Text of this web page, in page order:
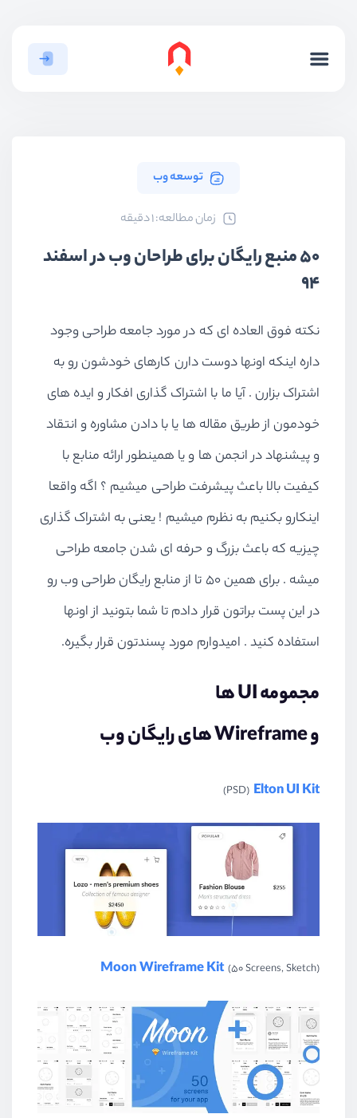
توسعه وب
ﺯﻣﺎﻥ ﻣﻄﺎﻟﻌﻪ: 1 دقیقه
50 منبع رایگان برای طراحان وب در اسفند
94
نکته فوق العاده ای که در مورد جامعه طراحی وجود
داره اینکه اونها دوست دارن کارهای خودشون رو به
اشتراک بزارن . آیا ما با اشتراک گذاری افکار و ایده های
خودمون از طریق مقاله ها یا با دادن مشاوره و انتقاد
و پیشنهاد در انجمن ها و یا همینطور ارائه منابع با
کیفیت بالا باعث پیشرفت طراحی میشیم ؟ اگه واقعا
اینکارو بکنیم به نظرم میشیم ! یعنی به اشتراک گذاری
چیزیه که باعث بزرگ و حرفه ای شدن جامعه طراحی
میشه . برای همین 50 تا از منابع رایگان طراحی وب رو
در این پست براتون قرار دادم تا شما بتونید از اونها
استفاده کنید . امیدوارم مورد پسندتون قرار بگیره.
مجمومه UI ها
و Wireframe
های رایگان وب
Elton UI Kit
(PSD)
Moon Wireframe Kit (50 Screens, Sketch)